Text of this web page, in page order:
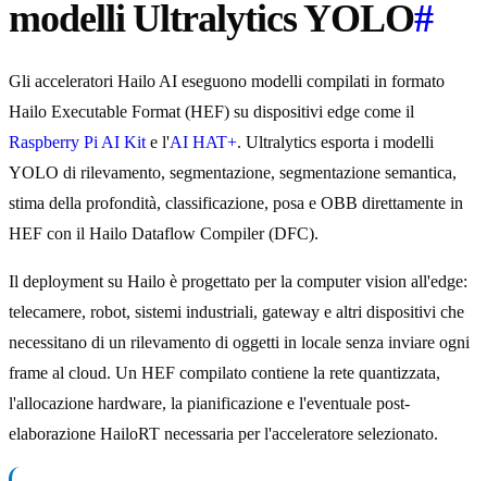
modelli Ultralytics YOLO#
Gli acceleratori Hailo AI eseguono modelli compilati in formato
Hailo Executable Format (HEF) su dispositivi edge come il
Raspberry Pi AI Kit e l'AI HAT+. Ultralytics esporta i modelli
YOLO di rilevamento, segmentazione, segmentazione semantica,
stima della profondità, classificazione, posa e OBB direttamente in
HEF con il Hailo Dataflow Compiler (DFC).
Il deployment su Hailo è progettato per la computer vision all'edge:
telecamere, robot, sistemi industriali, gateway e altri dispositivi che
necessitano di un rilevamento di oggetti in locale senza inviare ogni
frame al cloud. Un HEF compilato contiene la rete quantizzata,
l'allocazione hardware, la pianificazione e l'eventuale post-
elaborazione HailoRT necessaria per l'acceleratore selezionato.